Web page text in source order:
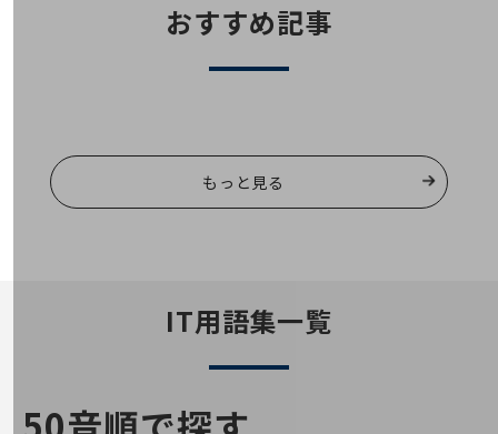
お知らせ
社外からの評価実績
サステナビリティ
サステナビリティ基本方針
経営情報
おすすめ記事
もっと見る
IT用語集一覧